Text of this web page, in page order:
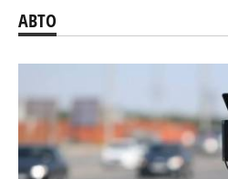
АВТО